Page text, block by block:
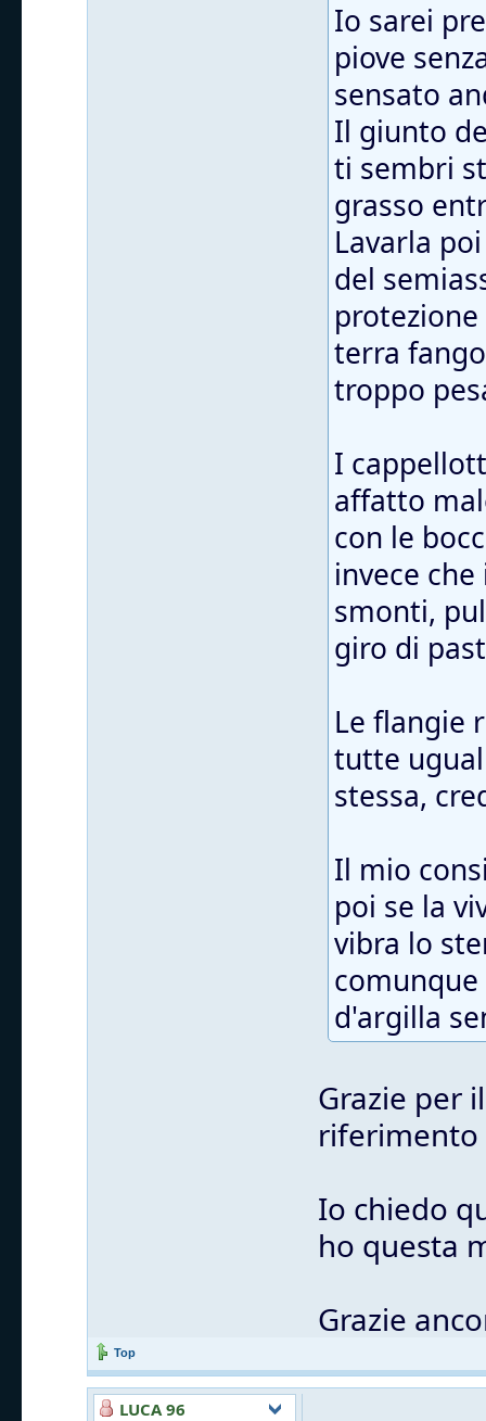
Io sarei
piove
sensato
Il giunto
ti sembri
grasso
Lavarla
del
terra
troppo
I
affatto
con le
invece
smonti,
giro di
Le flangie
tutte
stessa,
Il mio
poi se la
vibra lo
d'argilla
Grazie per
riferimento
Io chiedo
ho questa
Grazie
Top
LUCA 96